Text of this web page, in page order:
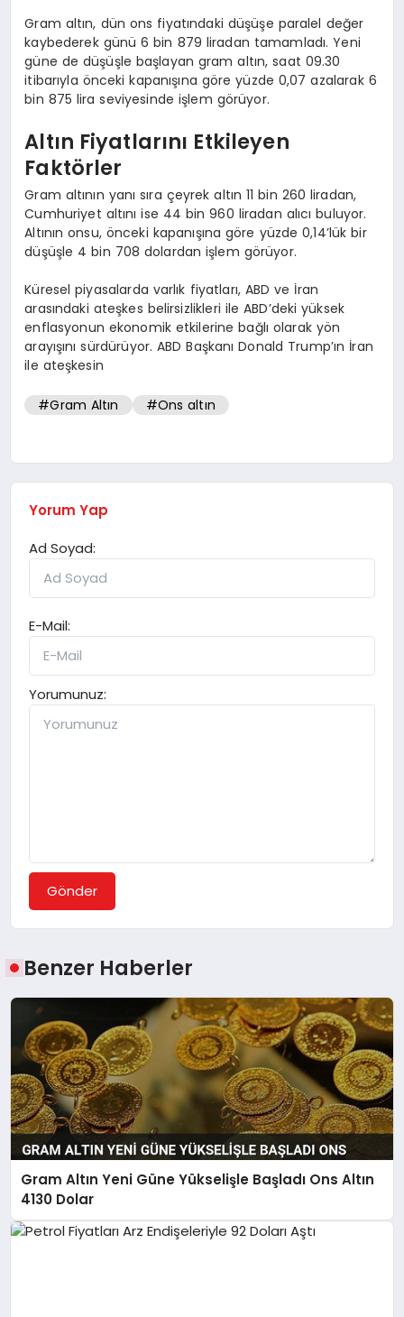
Gram altın, dün ons fiyatındaki düşüşe paralel değer
kaybederek günü 6 bin 879 liradan tamamladı. Yeni
güne de düşüşle başlayan gram altın, saat 09.30
itibarıyla önceki kapanışına göre yüzde 0,07 azalarak 6
bin 875 lira seviyesinde işlem görüyor.
Altın Fiyatlarını Etkileyen
Faktörler
Gram altının yanı sıra çeyrek altın 11 bin 260 liradan,
Cumhuriyet altını ise 44 bin 960 liradan alıcı buluyor.
Altının onsu, önceki kapanışına göre yüzde 0,14’lük bir
düşüşle 4 bin 708 dolardan işlem görüyor.
Küresel piyasalarda varlık fiyatları, ABD ve İran
arasındaki ateşkes belirsizlikleri ile ABD’deki yüksek
enflasyonun ekonomik etkilerine bağlı olarak yön
arayışını sürdürüyor. ABD Başkanı Donald Trump’ın İran
ile ateşkesin
#Gram Altın #Ons altın
Yorum Yap
Ad Soyad:
E-Mail:
Yorumunuz:
Gönder
Benzer Haberler
Gram Altın Yeni Güne Yükselişle Başladı Ons Altın
4130 Dolar